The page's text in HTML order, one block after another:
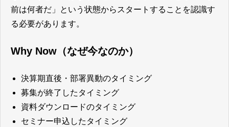
前は何者だ」という状態からスタートすることを認識す
る必要があります。
Why Now（なぜ今なのか）
決算期直後・部署異動のタイミング
募集が終了したタイミング
資料ダウンロードのタイミング
セミナー申込したタイミング